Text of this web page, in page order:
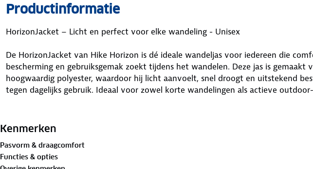
Productinformatie
HorizonJacket – Licht en perfect voor elke wandeling - Unisex
De HorizonJacket van Hike Horizon is dé ideale wandeljas voor iedereen die
bescherming en gebruiksgemak zoekt tijdens het wandelen. Deze jas is gemaakt
hoogwaardig polyester, waardoor hij licht aanvoelt, snel droogt en uitstekend
tegen dagelijks gebruik. Ideaal voor zowel korte wandelingen als actieve
tijdens inspanning, terwijl de stof ook bescherming biedt tegen wind en lichte
wandelaars die betrouwbare kleding zoeken zonder concessies te doen aan
uitstraling.
Kenmerken
Pasvorm & draagcomfort
Functies & opties